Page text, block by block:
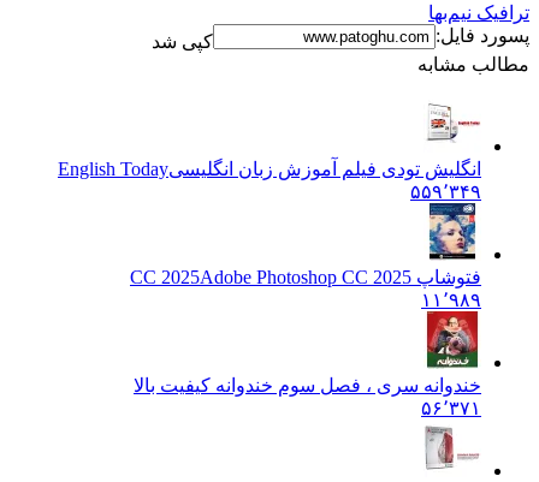
ترافیک نیم‌بها
پسورد فایل:
کپی شد
مطالب مشابه
انگلیش تودی فیلم آموزش زبان انگليسیEnglish Today
۵۵۹٬۳۴۹
فتوشاپ CC 2025 Adobe Photoshop CC 2025
۱۱٬۹۸۹
خندوانه سری ، فصل سوم خندوانه کیفیت بالا
۵۶٬۳۷۱